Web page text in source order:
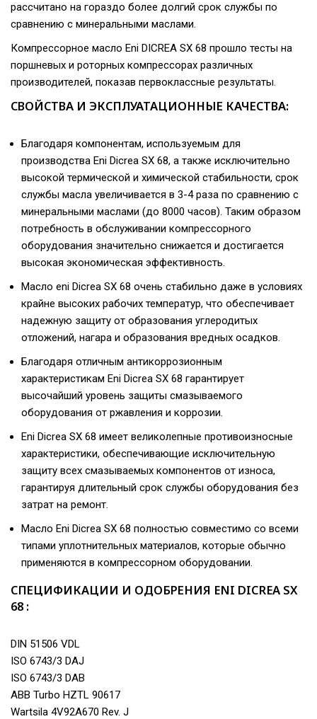
рассчитано на гораздо более долгий срок службы по
сравнению с минеральными маслами.
Компрессорное масло Eni DICREA SX 68 прошло тесты на
поршневых и роторных компрессорах различных
производителей, показав первоклассные результаты.
СВОЙСТВА И ЭКСПЛУАТАЦИОННЫЕ КАЧЕСТВА:
Благодаря компонентам, используемым для
производства Eni Dicrea SX 68, а также исключительно
высокой термической и химической стабильности, срок
службы масла увеличивается в 3-4 раза по сравнению с
минеральными маслами (до 8000 часов). Таким образом
потребность в обслуживании компрессорного
оборудования значительно снижается и достигается
высокая экономическая эффективность.
Масло eni Dicrea SX 68 очень стабильно даже в условиях
крайне высоких рабочих температур, что обеспечивает
надежную защиту от образования углеродитых
отложений, нагара и образования вредных осадков.
Благодаря отличным антикоррозионным
характеристикам Eni Dicrea SX 68 гарантирует
высочайший уровень защиты смазываемого
оборудования от ржавления и коррозии.
Eni Dicrea SX 68 имеет великолепные противоизносные
характеристики, обеспечивающие исключительную
защиту всех смазываемых компонентов от износа,
гарантируя длительный срок службы оборудования без
затрат на ремонт.
Масло Eni Dicrea SX 68 полностью совместимо со всеми
типами уплотнительных материалов, которые обычно
применяются в компрессорном оборудовании.
СПЕЦИФИКАЦИИ И ОДОБРЕНИЯ ENI DICREA SX
68 :
DIN 51506 VDL
ISO 6743/3 DAJ
ISO 6743/3 DAB
ABB Turbo HZTL 90617
Wartsila 4V92A670 Rev. J